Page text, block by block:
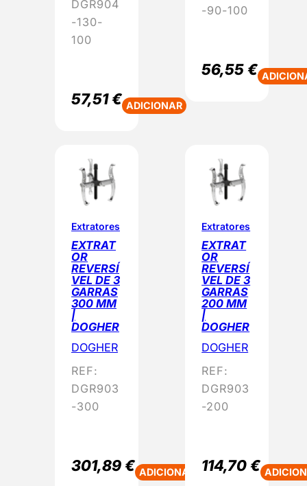
DGR904
-130-
100
57,51€ ADICIONAR
-90-100
56,55€
Extratores
EXTRAT
OR
REVERSÍ
VEL DE 3
GARRAS
300 MM
|
DOGHER
DOGHER
REF:
DGR903
-300
301,89€ ADICIONAR
Extratores
EXTRAT
OR
REVERSÍ
VEL DE 3
GARRAS
200 MM
|
DOGHER
DOGHER
REF:
DGR903
-200
114,70€